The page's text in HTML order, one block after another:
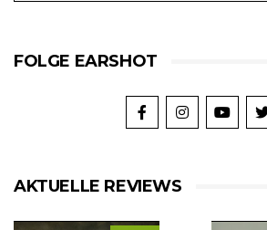
FOLGE EARSHOT
AKTUELLE REVIEWS